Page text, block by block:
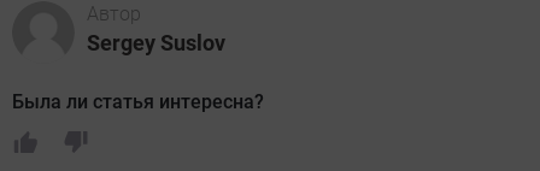
Автор
Sergey Suslov
Была ли статья интересна?